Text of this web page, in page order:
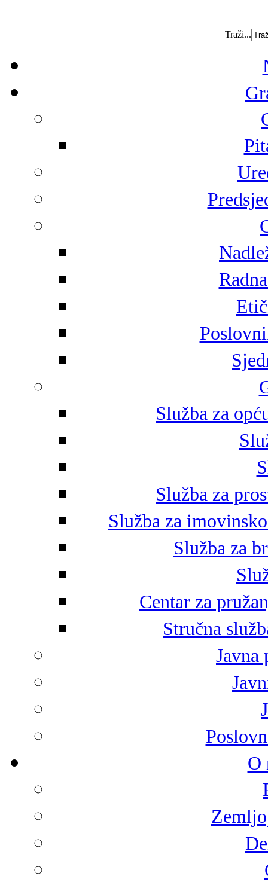
Traži...
Služba za
Služba za
Služba za
Služba za
Centar za
Stručna
Javna
O